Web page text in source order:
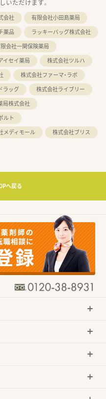
いただけます。
会社
有限会社小田島薬局
薬品
ラッキーバッグ株式会社
会社一関保険薬局
イセイ薬局
株式会社ツルハ
株式会社ファーマ・ラボ
ラッグ
株式会社ライブリー
局株式会社
ルト
メディモール 株式会社ブリス
へ戻る